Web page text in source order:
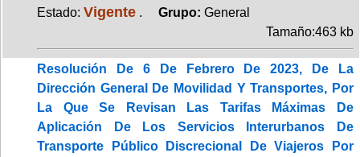
Estado: Vigente . Grupo: General
Tamaño:463 kb
Resolución De 6 De Febrero De 2023, De La
Dirección General De Movilidad Y Transportes, Por
La Que Se Revisan Las Tarifas Máximas De
Aplicación De Los Servicios Interurbanos De
Transporte Público Discrecional De Viajeros Por